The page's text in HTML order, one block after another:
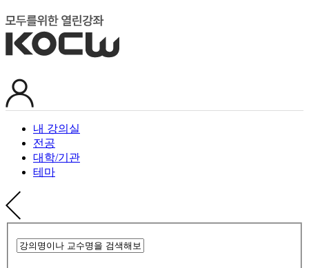
내 강의실
전공
대학/기관
테마